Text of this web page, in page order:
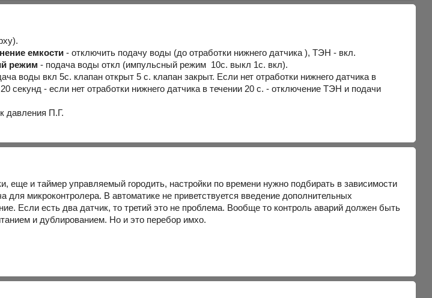
емкости - отключить подачу воды (до отработки нижнего датчика ), ТЭН - вкл.
режим - подача воды откл (импульсный режим 10с. выкл 1с. вкл).
воды вкл 5с. клапан открыт 5 с. клапан закрыт. Если нет отработки нижнего датчика в
секунд - если нет отработки нижнего датчика в течении 20 с. - отключение ТЭН и подачи
давления П.Г.
, еще и таймер управляемый городить, настройки по времени нужно подбирать в зависимости
для микроконтролера. В автоматике не приветствуется введение дополнительных
Если есть два датчик, то третий это не проблема. Вообще то контроль аварий должен быть
и дублированием. Но и это перебор имхо.